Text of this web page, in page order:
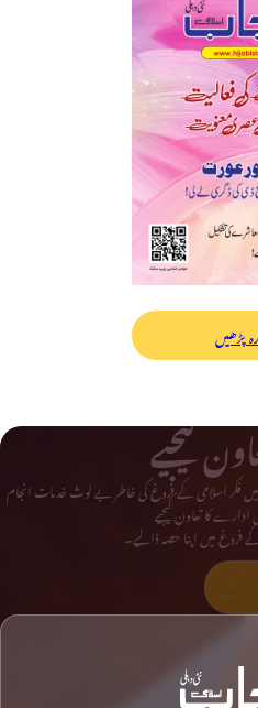
پڑھیں
کیجیے
میں فکر اسلامی کے فروغ کی خاطر بے لوث خدمات انجام
کا تعاون کیجیے
فروغ میں اپنا حصہ ڈالیے۔